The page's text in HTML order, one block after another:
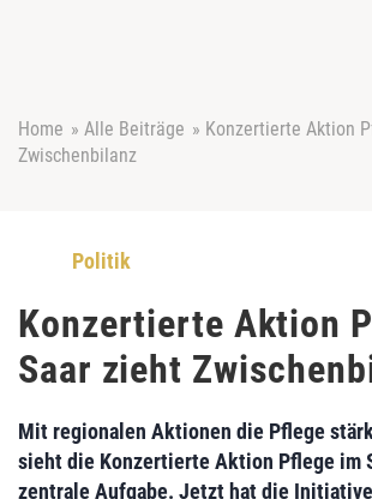
Home » Alle Beiträge » Konzertierte Aktion
Zwischenbilanz
Politik
Konzertierte Aktion
Saar zieht
Mit regionalen Aktionen die Pflege
sieht die Konzertierte Aktion Pflege im
zentrale Aufgabe. Jetzt hat die